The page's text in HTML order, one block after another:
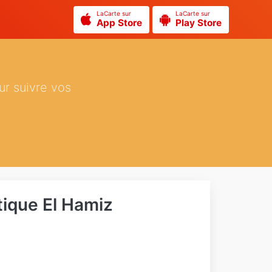
LaCarte sur
App Store
LaCarte sur
Play Store
suivre vos
El Hamiz